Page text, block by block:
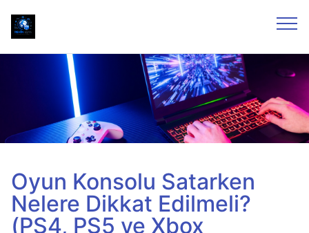
Oyun Konsolu Satarken
Nelere Dikkat Edilmeli?
(PS4, PS5 ve Xbox